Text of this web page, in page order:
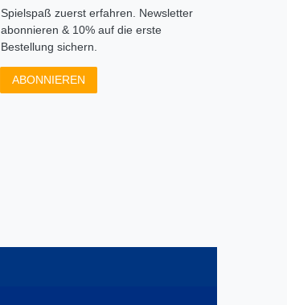
Spielspaß zuerst erfahren. Newsletter
abonnieren & 10% auf die erste
Bestellung sichern.
ABONNIEREN